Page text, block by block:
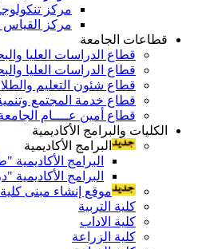
مركز
مركز القياس
قطاعات الجامعة
قطاع الدراسات العليا
قطاع الدراسات العليا
قطاع شئون التعليم
قطاع خدمة المجتمع وتنمية
قطاع أمين عــــام
الكليات والبرامج الأكاديمية
البرامج الأكاديمية
البرامج الأكاديمية
البرامج الأكاديمية
موقع إنشاء مبنى
كلية التربية
كلية الاداب
كلية الزراعة